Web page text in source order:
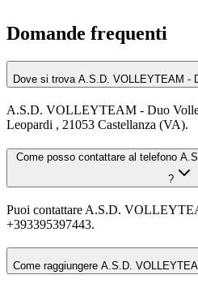
Domande frequenti
Dove si trova A.S.D. VOLLEYTEAM -
A.S.D. VOLLEYTEAM - Duo
Leopardi , 21053 Castellanza (VA).
Come posso contattare al telefono
?
Puoi contattare A.S.D.
+393395397443.
Come raggiungere A.S.D.